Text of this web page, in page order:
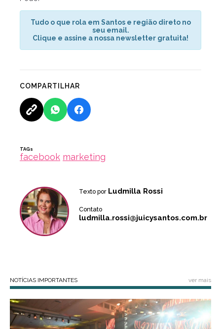
Tudo o que rola em Santos e região direto no
seu email.
Clique e assine a nossa newsletter gratuita!
COMPARTILHAR
TAGs
facebook marketing
Texto por Ludmilla Rossi
Contato
ludmilla.rossi@juicysantos.com.br
NOTÍCIAS IMPORTANTES ver mais